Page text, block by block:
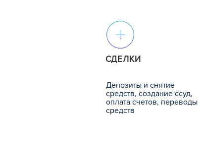
СДЕЛКИ
Депозиты и снятие
средств, создание ссуд,
оплата счетов, переводы
средств